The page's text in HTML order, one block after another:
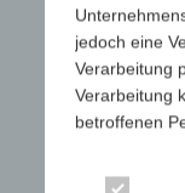
804-
804-
jedoch eine
Verarbeitung
Verarbeitung
betroffenen
Die